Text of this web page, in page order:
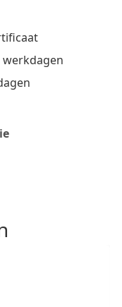
werkdagen